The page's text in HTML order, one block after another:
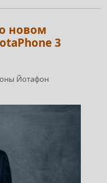
новом
3
Йотафон